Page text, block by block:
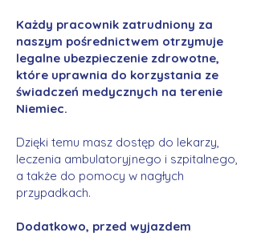
Każdy pracownik zatrudniony za
naszym pośrednictwem otrzymuje
legalne ubezpieczenie zdrowotne,
które uprawnia do korzystania ze
świadczeń medycznych na terenie
Niemiec.
Dzięki temu masz dostęp do lekarzy,
leczenia ambulatoryjnego i szpitalnego,
a także do pomocy w nagłych
przypadkach.
Dodatkowo, przed wyjazdem